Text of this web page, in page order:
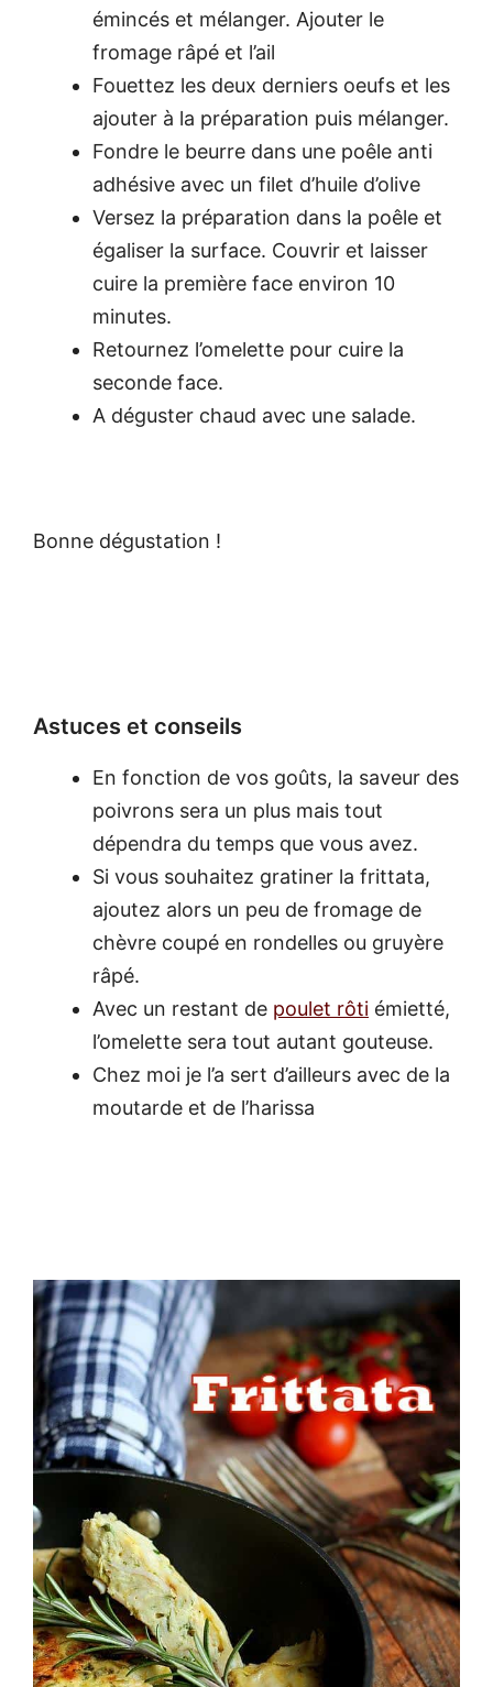
émincés et mélanger. Ajouter le
fromage râpé et l’ail
Fouettez les deux derniers oeufs et les
ajouter à la préparation puis mélanger.
Fondre le beurre dans une poêle anti
adhésive avec un filet d’huile d’olive
Versez la préparation dans la poêle et
égaliser la surface. Couvrir et laisser
cuire la première face environ 10
minutes.
Retournez l’omelette pour cuire la
seconde face.
A déguster chaud avec une salade.
Bonne dégustation !
Astuces et conseils
En fonction de vos goûts, la saveur des
poivrons sera un plus mais tout
dépendra du temps que vous avez.
Si vous souhaitez gratiner la frittata,
ajoutez alors un peu de fromage de
chèvre coupé en rondelles ou gruyère
râpé.
Avec un restant de poulet rôti émietté,
l’omelette sera tout autant gouteuse.
Chez moi je l’a sert d’ailleurs avec de la
moutarde et de l’harissa